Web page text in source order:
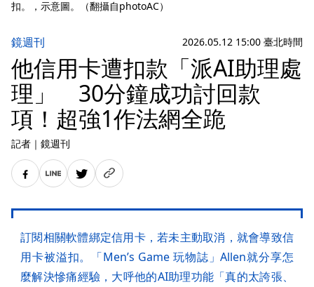
扣。，示意圖。（翻攝自photoAC）
鏡週刊 2026.05.12 15:00 臺北時間
他信用卡遭扣款「派AI助理處
理」 30分鐘成功討回款
項！超強1作法網全跪
記者 ｜ 鏡週刊
訂閱相關軟體綁定信用卡，若未主動取消，就會導致信
用卡被溢扣。「Men’s Game 玩物誌」Allen就分享怎
麼解決慘痛經驗，大呼他的AI助理功能「真的太誇張、